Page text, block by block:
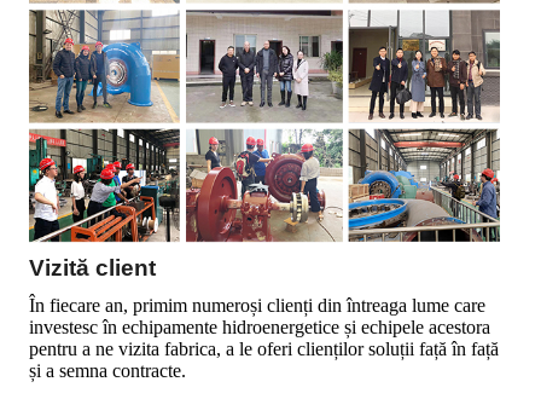
Vizită client
În fiecare an, primim numeroși clienți din întreaga lume care
investesc în echipamente hidroenergetice și echipele acestora
pentru a ne vizita fabrica, a le oferi clienților soluții față în față
și a semna contracte.